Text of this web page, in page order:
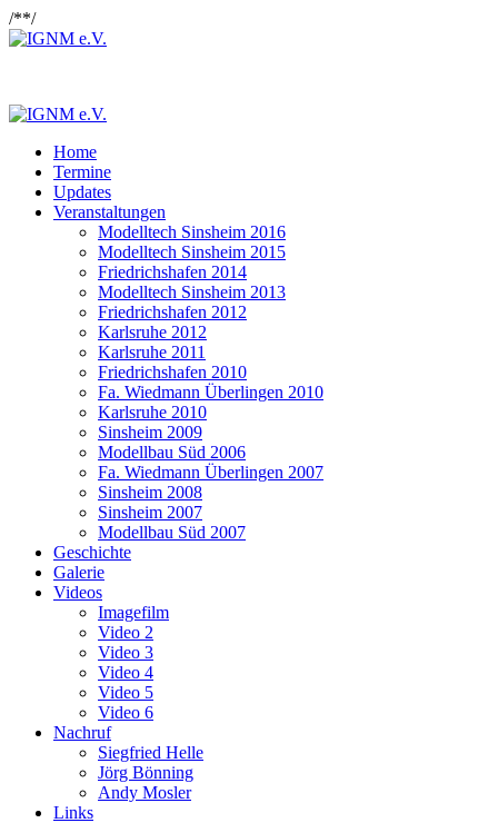
/**/
Home
Termine
Updates
Veranstaltungen
Modelltech Sinsheim 2016
Modelltech Sinsheim 2015
Friedrichshafen 2014
Modelltech Sinsheim 2013
Friedrichshafen 2012
Karlsruhe 2012
Karlsruhe 2011
Friedrichshafen 2010
Fa. Wiedmann Überlingen 2010
Karlsruhe 2010
Sinsheim 2009
Modellbau Süd 2006
Fa. Wiedmann Überlingen 2007
Sinsheim 2008
Sinsheim 2007
Modellbau Süd 2007
Geschichte
Galerie
Videos
Imagefilm
Video 2
Video 3
Video 4
Video 5
Video 6
Nachruf
Siegfried Helle
Jörg Bönning
Andy Mosler
Links